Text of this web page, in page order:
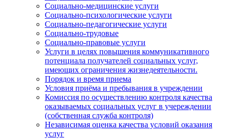
Социально-медицинские услуги
Социально-психологические услуги
Социально-педагогические услуги
Социально-трудовые
Социально-правовые услуги
Услуги в целях повышения коммуникативного
потенциала получателей социальных услуг,
имеющих ограничения жизнедеятельности.
Порядок и время приема
Условия приёма и пребывания в учреждении
Комиссия по осуществлению контроля качества
оказываемых социальных услуг в учереждении
(собственная служба контроля)
Независимая оценка качества условий оказания
услуг